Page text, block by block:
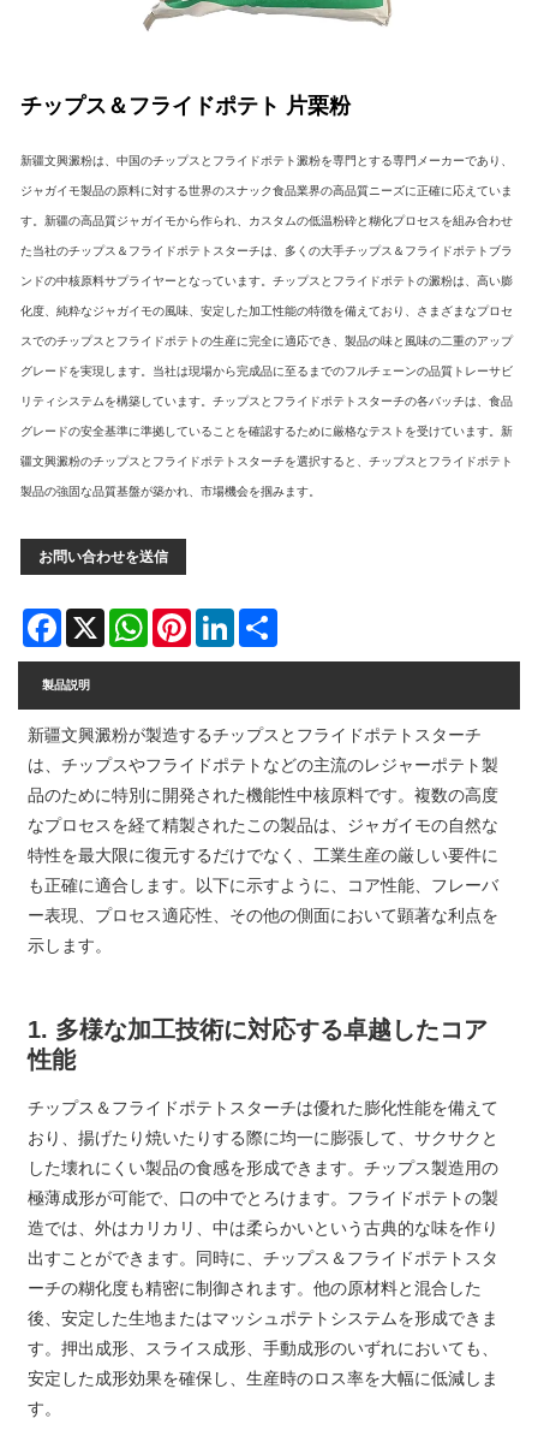
チップス＆フライドポテト 片栗粉
新疆文興澱粉は、中国のチップスとフライドポテト澱粉を専門とする専門メーカーであり、
ジャガイモ製品の原料に対する世界のスナック食品業界の高品質ニーズに正確に応えていま
す。新疆の高品質ジャガイモから作られ、カスタムの低温粉砕と糊化プロセスを組み合わせ
た当社のチップス＆フライドポテトスターチは、多くの大手チップス＆フライドポテトブラ
ンドの中核原料サプライヤーとなっています。チップスとフライドポテトの澱粉は、高い膨
化度、純粋なジャガイモの風味、安定した加工性能の特徴を備えており、さまざまなプロセ
スでのチップスとフライドポテトの生産に完全に適応でき、製品の味と風味の二重のアップ
グレードを実現します。当社は現場から完成品に至るまでのフルチェーンの品質トレーサビ
リティシステムを構築しています。チップスとフライドポテトスターチの各バッチは、食品
グレードの安全基準に準拠していることを確認するために厳格なテストを受けています。新
疆文興澱粉のチップスとフライドポテトスターチを選択すると、チップスとフライドポテト
製品の強固な品質基盤が築かれ、市場機会を掴みます。
お問い合わせを送信
Facebook WhatsAppPinterest LinkedIn
製品説明
新疆文興澱粉が製造するチップスとフライドポテトスターチ
は、チップスやフライドポテトなどの主流のレジャーポテト製
品のために特別に開発された機能性中核原料です。複数の高度
なプロセスを経て精製されたこの製品は、ジャガイモの自然な
特性を最大限に復元するだけでなく、工業生産の厳しい要件に
も正確に適合します。以下に示すように、コア性能、フレーバ
ー表現、プロセス適応性、その他の側面において顕著な利点を
示します。
1. 多様な加工技術に対応する卓越したコア
性能
チップス＆フライドポテトスターチは優れた膨化性能を備えて
おり、揚げたり焼いたりする際に均一に膨張して、サクサクと
した壊れにくい製品の食感を形成できます。チップス製造用の
極薄成形が可能で、口の中でとろけます。フライドポテトの製
造では、外はカリカリ、中は柔らかいという古典的な味を作り
出すことができます。同時に、チップス＆フライドポテトスタ
ーチの糊化度も精密に制御されます。他の原材料と混合した
後、安定した生地またはマッシュポテトシステムを形成できま
す。押出成形、スライス成形、手動成形のいずれにおいても、
安定した成形効果を確保し、生産時のロス率を大幅に低減しま
す。